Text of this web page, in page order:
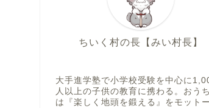
ちいく村の長【みい村長】
大手進学塾で小学校受験を中心に
人以上の子供の教育に携わる。おう
は『楽しく地頭を鍛える』をモット